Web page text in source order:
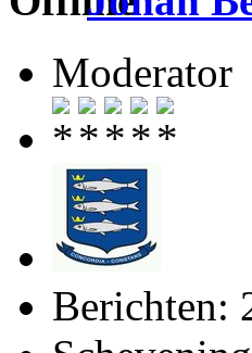
Moderator
Berichten: